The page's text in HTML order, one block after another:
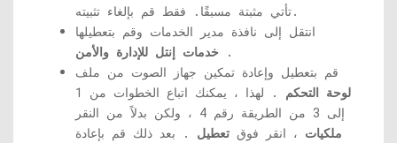
تأتي مثبتة مسبقًا. فقط قم بإلغاء تثبيته.
انتقل إلى نافذة مدير الخدمات وقم بتعطيلها
خدمات إنتل للإدارة والأمن .
قم بتعطيل وإعادة تمكين جهاز الصوت من ملف
لوحة التحكم
. لهذا ، يمكنك اتباع الخطوات من 1
إلى 3 من الطريقة رقم 4 ، ولكن بدلاً من النقر
ملكيات ، انقر فوق تعطيل . بعد ذلك قم بإعادة